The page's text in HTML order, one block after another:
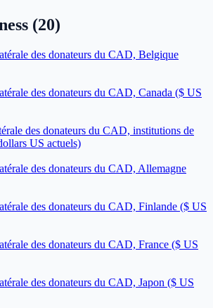
(20)
des donateurs du CAD, Belgique
des donateurs du CAD, Canada ($ US
des donateurs du CAD, institutions de
US actuels)
des donateurs du CAD, Allemagne
des donateurs du CAD, Finlande ($ US
des donateurs du CAD, France ($ US
des donateurs du CAD, Japon ($ US